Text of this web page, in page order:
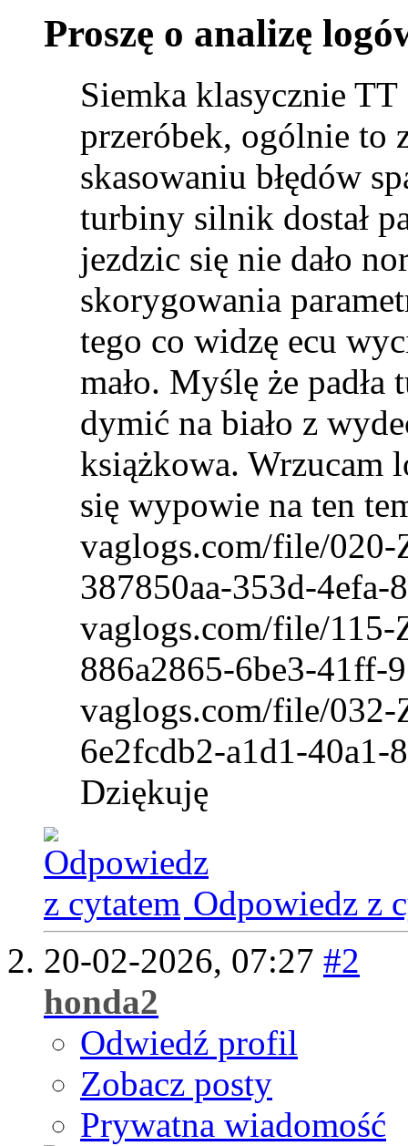
Proszę o analizę
Siemka klasycznie
przeróbek, ogólnie to
skasowaniu błędów
turbiny silnik dostał
jezdzic się nie dało
skorygowania
tego co widzę ecu
mało. Myślę że
dymić na biało z
książkowa. Wrzucam
się wypowie na ten
vaglogs.com/file/
387850aa-353d-
vaglogs.com/file/
886a2865-6be3-41ff-
vaglogs.com/file/
6e2fcdb2-a1d1-40a1-
Dziękuję
Odpowiedz z
20-02-2026, 07:27 #2
honda2
Odwiedź profil
Zobacz posty
Prywatna wiadomość